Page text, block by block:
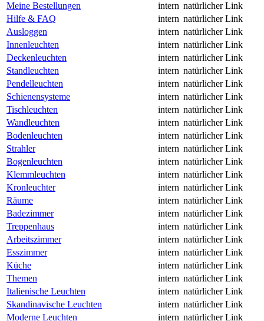
Meine Bestellungen
intern natürlicher Link
Hilfe & FAQ
intern natürlicher Link
Ausloggen
intern natürlicher Link
Innenleuchten
intern natürlicher Link
Deckenleuchten
intern natürlicher Link
Standleuchten
intern natürlicher Link
Pendelleuchten
intern natürlicher Link
Schienensysteme
intern natürlicher Link
Tischleuchten
intern natürlicher Link
Wandleuchten
intern natürlicher Link
Bodenleuchten
intern natürlicher Link
Strahler
intern natürlicher Link
Bogenleuchten
intern natürlicher Link
Klemmleuchten
intern natürlicher Link
Kronleuchter
intern natürlicher Link
Räume
intern natürlicher Link
Badezimmer
intern natürlicher Link
Treppenhaus
intern natürlicher Link
Arbeitszimmer
intern natürlicher Link
Esszimmer
intern natürlicher Link
Küche
intern natürlicher Link
Themen
intern natürlicher Link
Italienische Leuchten
intern natürlicher Link
Skandinavische Leuchten
intern natürlicher Link
Moderne Leuchten
intern natürlicher Link